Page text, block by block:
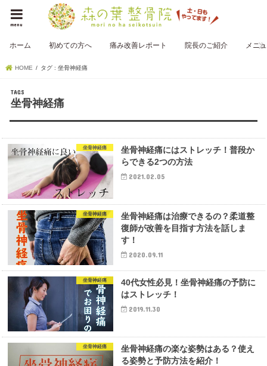
menu
ホーム 初めての方へ 痛み改善レポート 院長のご紹介 メニ
HOME タグ : 坐骨神経痛
坐骨神経痛
坐骨神経痛
坐骨神経痛にはストレッチ！普段か
らできる2つの方法
2021.02.05
坐骨神経痛
坐骨神経痛は治療できるの？柔道整
復師が改善を目指す方法を話しま
す！
2020.09.11
坐骨神経痛
40代女性必見！坐骨神経痛の予防に
はストレッチ！
2019.11.30
坐骨神経痛
坐骨神経痛の楽な姿勢はある？使え
る姿勢と予防方法を紹介！